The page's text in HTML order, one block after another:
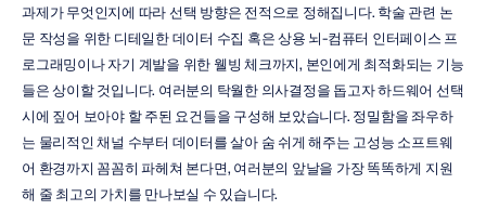
과제가 무엇인지에 따라 선택 방향은 전적으로 정해집니다. 학술 관련 논
문 작성을 위한 디테일한 데이터 수집 혹은 상용 뇌-컴퓨터 인터페이스 프
로그래밍이나 자기 계발을 위한 웰빙 체크까지, 본인에게 최적화되는 기능
들은 상이할 것입니다. 여러분의 탁월한 의사결정을 돕고자 하드웨어 선택
시에 짚어 보아야 할 주된 요건들을 구성해 보았습니다. 정밀함을 좌우하
는 물리적인 채널 수부터 데이터를 살아 숨 쉬게 해주는 고성능 소프트웨
어 환경까지 꼼꼼히 파헤쳐 본다면, 여러분의 앞날을 가장 똑똑하게 지원
해 줄 최고의 가치를 만나보실 수 있습니다.